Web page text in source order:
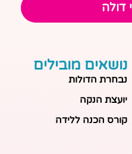
דולה
נושאים מובילים
נבחרת הדולות
יועצת הנקה
קורס הכנה ללידה